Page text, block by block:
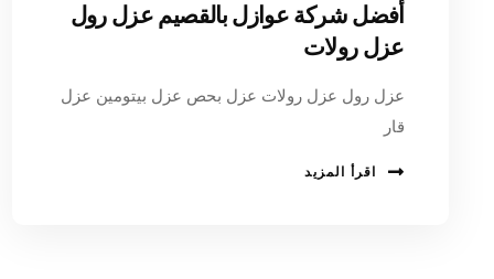
أفضل شركة عوازل بالقصيم عزل رول
عزل رولات
عزل رول عزل رولات عزل بحص عزل بيتومين عزل
قار
اقرأ المزيد